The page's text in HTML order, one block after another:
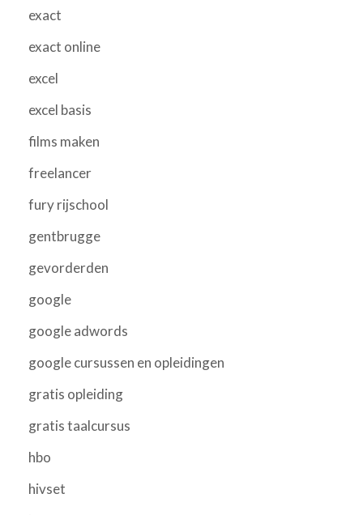
exact
exact online
excel
excel basis
films maken
freelancer
fury rijschool
gentbrugge
gevorderden
google
google adwords
google cursussen en opleidingen
gratis opleiding
gratis taalcursus
hbo
hivset